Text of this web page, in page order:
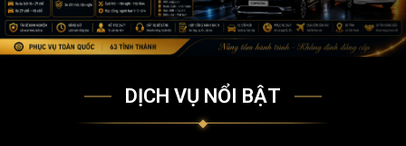
DỊCH VỤ NỔI BẬT